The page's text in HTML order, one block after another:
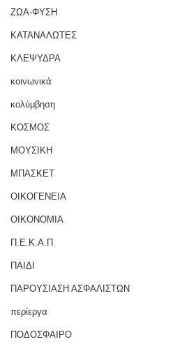
ΖΩΑ-ΦΥΣΗ
ΚΑΤΑΝΑΛΩΤΕΣ
ΚΛΕΨΥΔΡΑ
κοινωνικά
κολύμβηση
ΚΟΣΜΟΣ
ΜΟΥΣΙΚΗ
ΜΠΑΣΚΕΤ
ΟΙΚΟΓΕΝΕΙΑ
ΟΙΚΟΝΟΜΙΑ
Π.Ε.Κ.Α.Π
ΠΑΙΔΙ
ΠΑΡΟΥΣΙΑΣΗ ΑΣΦΑΛΙΣΤΩΝ
περίεργα
ΠΟΔΟΣΦΑΙΡΟ